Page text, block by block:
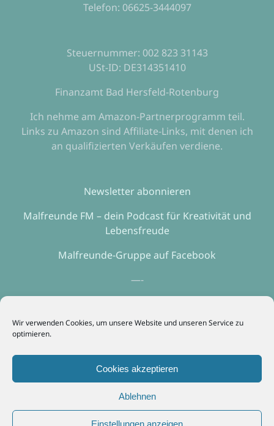
Wir verwenden Cookies, um unsere Website und unseren Service zu
optimieren.
Cookies akzeptieren
Ablehnen
Einstellungen anzeigen
Telefon: 06625-3444097
Steuernummer: 002 823 31143
USt-ID: DE314351410
Finanzamt Bad Hersfeld-Rotenburg
Ich nehme am Amazon-Partnerprogramm teil.
Links zu Amazon sind Affiliate-Links, mit denen ich
an qualifizierten Verkäufen verdiene.
Newsletter abonnieren
Malfreunde FM – dein Podcast für Kreativität und
Lebensfreude
Malfreunde-Gruppe auf Facebook
—-
Erklärung zum Datenschutz
—-
Webhosting mit echtem Service? Alfahosting!